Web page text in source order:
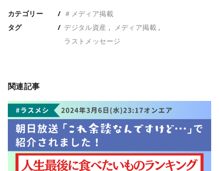
カテゴリー
＃メディア掲載
タグ
デジタル資産
メディア掲載
ラストメッセージ
関連記事